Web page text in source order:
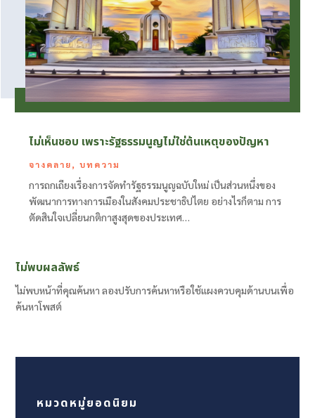
ไม่เห็นชอบ เพราะรัฐธรรมนูญไม่ใช่ต้นเหตุของปัญหา
จางคลาย,บทความ
การถกเถียงเรื่องการจัดทำรัฐธรรมนูญฉบับใหม่ เป็นส่วนหนึ่งของ
พัฒนาการทางการเมืองในสังคมประชาธิปไตย อย่างไรก็ตาม การ
ตัดสินใจเปลี่ยนกติกาสูงสุดของประเทศ…
ไม่พบผลลัพธ์
ไม่พบหน้าที่คุณค้นหา ลองปรับการค้นหาหรือใช้แผงควบคุมด้านบนเพื่อ
ค้นหาโพสต์
หมวดหมู่ยอดนิยม